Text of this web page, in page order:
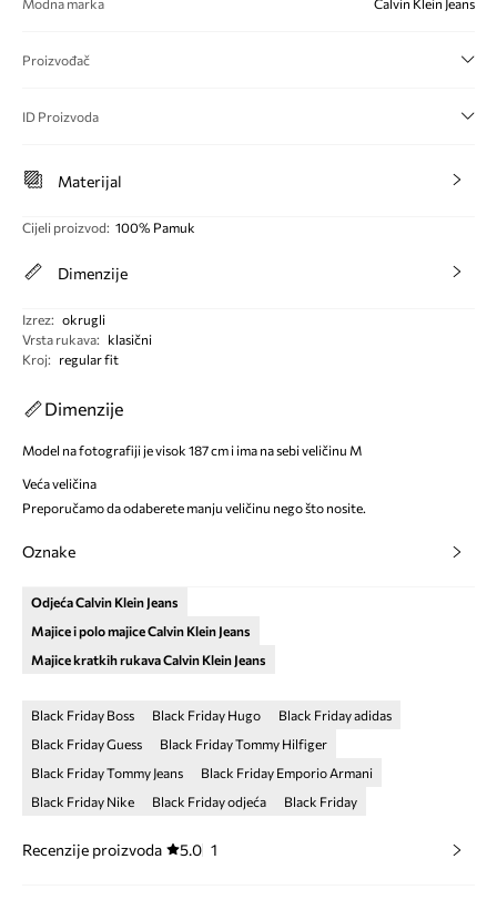
Modna marka Calvin Klein Jeans
Proizvođač
ID Proizvoda
Materijal
Cijeli proizvod: 100% Pamuk
Dimenzije
Izrez: okrugli
Vrsta rukava:
klasični
Kroj: regular fit
Dimenzije
Model na fotografiji je visok 187 cm i ima na sebi veličinu M
Veća veličina
Preporučamo da odaberete manju veličinu nego što nosite.
Oznake
Odjeća Calvin Klein Jeans
Majice i polo majice Calvin Klein Jeans
Majice kratkih rukava Calvin Klein Jeans
Black Friday Boss Black Friday Hugo
Black Friday adidas
Black Friday Guess
Black Friday Tommy Hilfiger
Black Friday Tommy Jeans
Black Friday Emporio Armani
Black Friday Nike
Black Friday odjeća Black Friday
Recenzije proizvoda 5.0 1